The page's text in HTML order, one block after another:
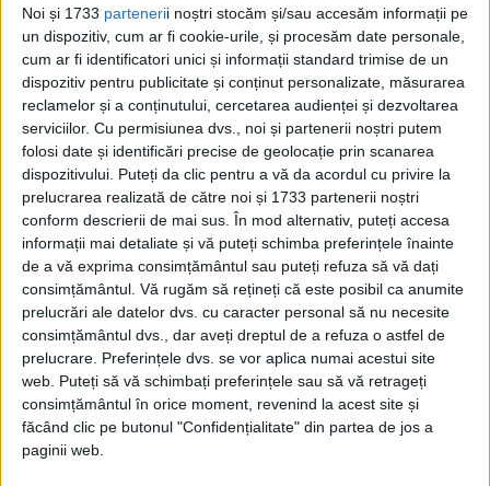
Noi și 1733 partenerii noștri stocăm și/sau accesăm informații pe
un dispozitiv, cum ar fi cookie-urile, și procesăm date personale,
cum ar fi identificatori unici și informații standard trimise de un
dispozitiv pentru publicitate și conținut personalizate, măsurarea
reclamelor și a conținutului, cercetarea audienței și dezvoltarea
serviciilor. Cu permisiunea dvs., noi și partenerii noștri putem
folosi date și identificări precise de geolocație prin scanarea
dispozitivului. Puteți da clic pentru a vă da acordul cu privire la
prelucrarea realizată de către noi și 1733 partenerii noștri
conform descrierii de mai sus. În mod alternativ, puteți accesa
informații mai detaliate și vă puteți schimba preferințele înainte
de a vă exprima consimțământul sau puteți refuza să vă dați
consimțământul. Vă rugăm să rețineți că este posibil ca anumite
prelucrări ale datelor dvs. cu caracter personal să nu necesite
consimțământul dvs., dar aveți dreptul de a refuza o astfel de
prelucrare. Preferințele dvs. se vor aplica numai acestui site
web. Puteți să vă schimbați preferințele sau să vă retrageți
consimțământul în orice moment, revenind la acest site și
făcând clic pe butonul "Confidențialitate" din partea de jos a
paginii web.
Conform casei de licitaţii, aceasta este „cea
mai mare valoare propusă vreodată la o
licitaţie pentru pantofi de atletism”.
BASCHEȚII LUI KANYE WEST
În aprilie, o pereche de bascheţi Nike, Air
Yeezy 1, purtaţi de rapperul Kanye West, a
doborât toate recordurile, ajungând la 1,8
milioane dolari, tot la o licitaţie Sotheby’s.
Printre alte 50 de loturi, casa de licitaţii va
oferi spre vânzare o pereche de Converse
Fastbreak cu care legenda baschetului